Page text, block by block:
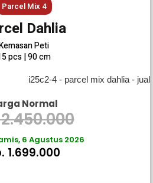
Parcel Mix 4
Dahlia
Peti
pcs | 90 cm
Normal
6 Agustus 2026
1.699.000